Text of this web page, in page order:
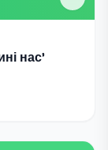
нас'